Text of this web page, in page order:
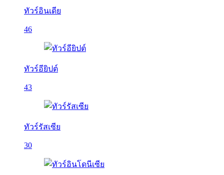
ทัวร์อินเดีย
46
ทัวร์อียิปต์
43
ทัวร์รัสเซีย
30